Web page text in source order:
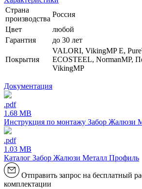
Страна
производства
Россия
Цвет
любой
Гарантия
до 30 лет
Покрытия
VALORI, VikingMP E,
ECOSTEEL, NormanMP,
VikingMP
Документация
.pdf
1.68 MB
Инструкция по монтажу Забор Жалюзи
.pdf
1.03 MB
Каталог Забор Жалюзи Металл Профиль
Отправить запрос на бесплатный
комплектации